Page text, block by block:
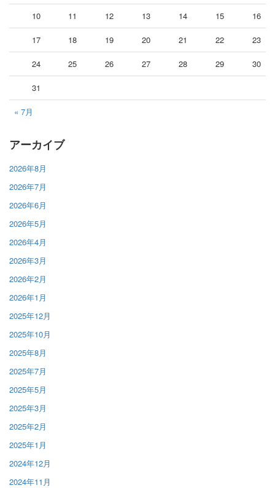
« 7月
10 11 12 13 14 15 16
17 18 19 20 21 22 23
24 25 26 27 28 29 30
31
アーカイブ
2026年8月
2026年7月
2026年6月
2026年5月
2026年4月
2026年3月
2026年2月
2026年1月
2025年12月
2025年10月
2025年8月
2025年7月
2025年5月
2025年3月
2025年2月
2025年1月
2024年12月
2024年11月